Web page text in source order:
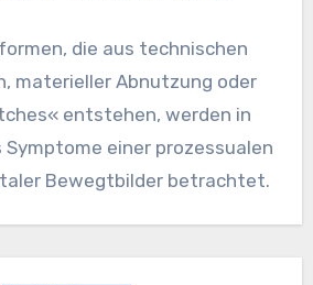
die aus technischen
materieller Abnutzung oder
entstehen, werden in
Symptome einer prozessualen
Bewegtbilder betrachtet.